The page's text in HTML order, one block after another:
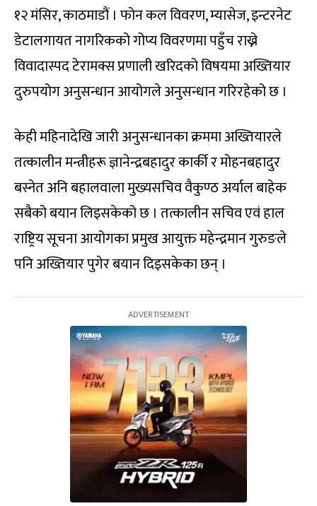
१२ मंसिर, काठमाडौं । फोन कल विवरण, म्यासेज, इन्टरनेट
डेटालगायत नागरिकको गोप्य विवरणमा पहुँच राख्ने
विवादास्पद टेरामक्स प्रणाली खरिदको विषयमा अख्तियार
दुरुपयोग अनुसन्धान आयोगले अनुसन्धान गरिरहेको छ ।
केही महिनादेखि जारी अनुसन्धानका क्रममा अख्तियारले
तत्कालीन मन्त्रीहरू ज्ञानेन्द्रबहादुर कार्की र मोहनबहादुर
बस्नेत अनि बहालवाला मुख्यसचिव वैकुण्ठ अर्याल बाहेक
सबैको बयान लिइसकेको छ । तत्कालीन सचिव एवं हाल
राष्ट्रिय सूचना आयोगका प्रमुख आयुक्त महेन्द्रमान गुरुङले
पनि अख्तियार पुगेर बयान दिइसकेका छन् ।